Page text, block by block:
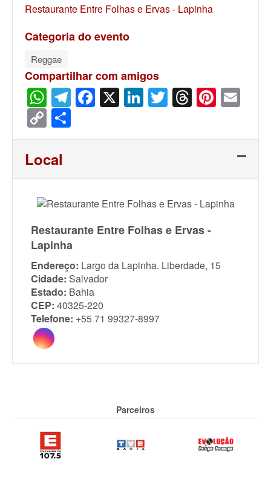
Restaurante Entre Folhas e Ervas - Lapinha
Categoria do evento
Reggae
Compartilhar com amigos
WhatsApp
Telegram
Facebook
X LinkedIn
Twitter
Threads
Copy
Link
Local
Restaurante Entre Folhas e Ervas -
Lapinha
Endereço: Largo da Lapinha. Liberdade, 15
Cidade: Salvador
Estado: Bahia
CEP: 40325-220
Telefone: +55 71 99327-8997
Parceiros